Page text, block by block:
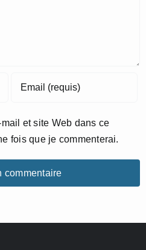
et site Web dans ce
fois que je commenterai.